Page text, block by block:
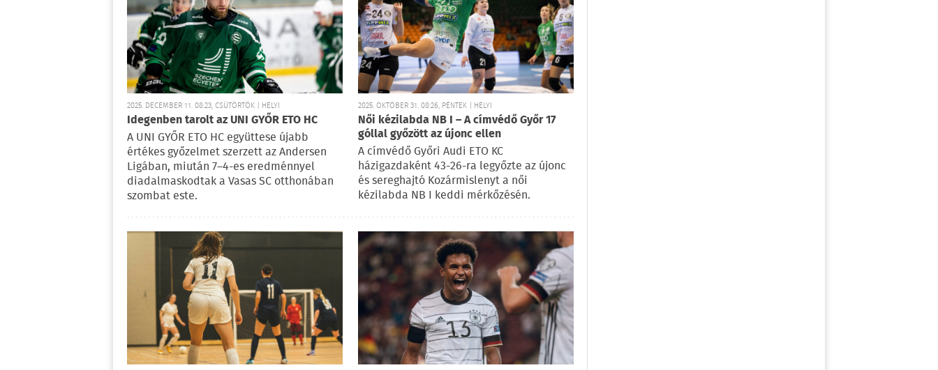
2025. DECEMBER 11. 08:23, CSÜTÖRTÖK | HELYI
Idegenben tarolt az UNI GYŐR ETO HC
A UNI GYŐR ETO HC együttese újabb
értékes győzelmet szerzett az Andersen
Ligában, miután 7–4-es eredménnyel
diadalmaskodtak a Vasas SC otthonában
szombat este.
2025. OKTÓBER 31. 08:26, PÉNTEK | HELYI
Női kézilabda NB I – A címvédő Győr 17
góllal győzött az újonc ellen
A címvédő Győri Audi ETO KC
házigazdaként 43-26-ra legyőzte az újonc
és sereghajtó Kozármislenyt a női
kézilabda NB I keddi mérkőzésén.